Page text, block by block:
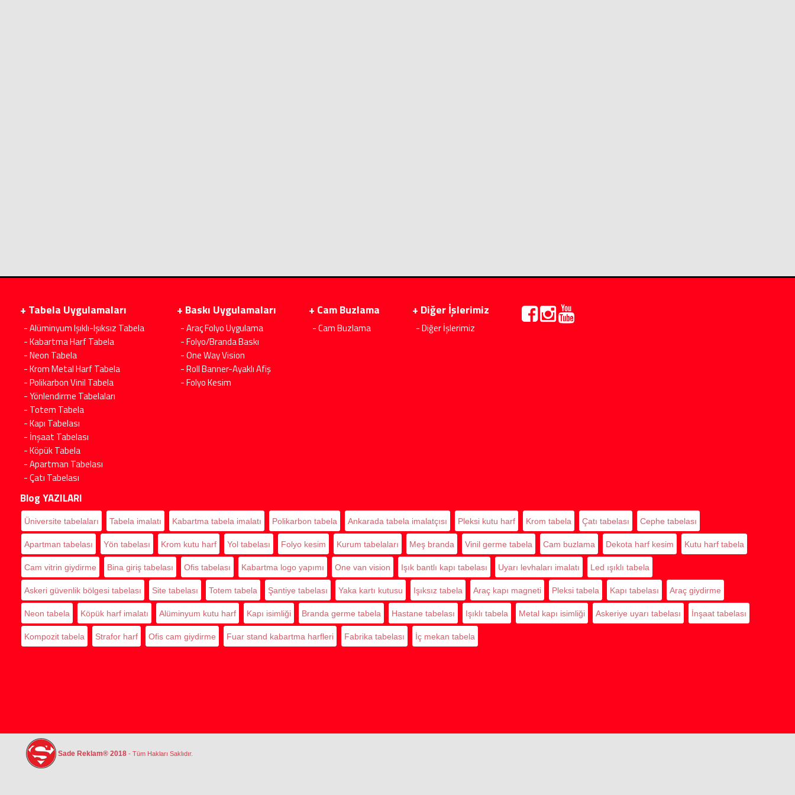
+ Tabela Uygulamaları
- Alüminyum Işıklı-Işıksız Tabela
- Kabartma Harf Tabela
- Neon Tabela
- Krom Metal Harf Tabela
- Polikarbon Vinil Tabela
- Yönlendirme Tabelaları
- Totem Tabela
- Kapı Tabelası
- İnşaat Tabelası
- Köpük Tabela
- Apartman Tabelası
- Çatı Tabelası
+ Baskı Uygulamaları
- Araç Folyo Uygulama
- Folyo/Branda Baskı
- One Way Vision
- Roll Banner-Ayaklı Afiş
- Folyo Kesim
+ Cam Buzlama
- Cam Buzlama
+ Diğer İşlerimiz
- Diğer İşlerimiz
Blog YAZILARI
Üniversite tabelaları Tabela imalatı Kabartma tabela imalatı Polikarbon tabela Ankarada tabela imalatçısı Pleksi kutu harf Krom tabela Çatı tabelası Cephe tabelası
Apartman tabelası Yön tabelası Krom kutu harf Yol tabelası Folyo kesim Kurum tabelaları Meş branda Vinil germe tabela Cam buzlama Dekota harf kesim Kutu harf tabela
Cam vitrin giydirme Bina giriş tabelası Ofis tabelası Kabartma logo yapımı One van vision Işık bantlı kapı tabelası Uyarı levhaları imalatı Led ışıklı tabela
Askeri güvenlik bölgesi tabelası Site tabelası Totem tabela Şantiye tabelası Yaka kartı kutusu Işıksız tabela Araç kapı magneti Pleksi tabela Kapı tabelası Araç giydirme
Neon tabela Köpük harf imalatı Alüminyum kutu harf Kapı isimliği Branda germe tabela Hastane tabelası Işıklı tabela Metal kapı isimliği Askeriye uyarı tabelası İnşaat tabelası
Kompozit tabela Strafor harf Ofis cam giydirme Fuar stand kabartma harfleri Fabrika tabelası İç mekan tabela
Sade Reklam® 2018- Tüm Hakları Saklıdır.